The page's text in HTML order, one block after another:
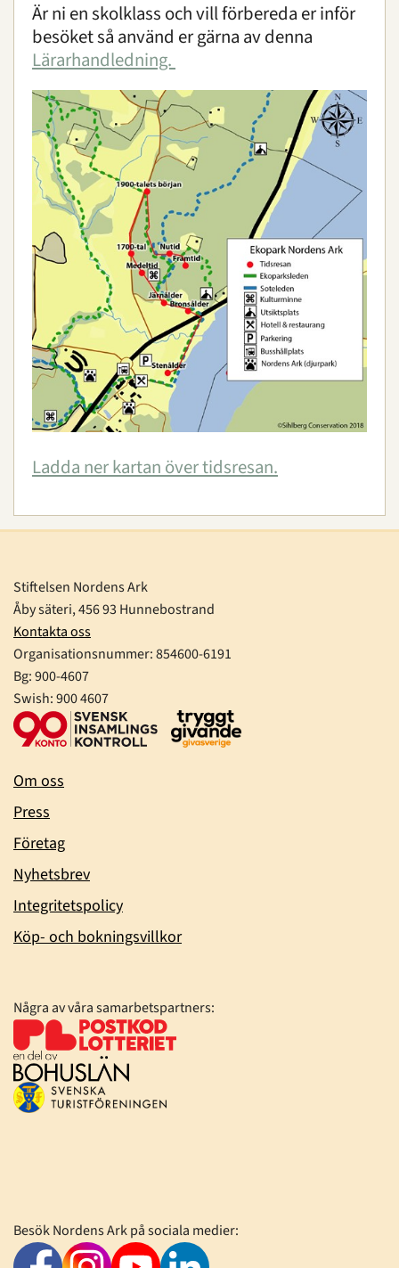
Om oss | Öppettider | Press
Är ni en skolklass och vill förbereda er inför
besöket så använd er gärna av denna
Lärarhandledning.
Ladda ner kartan över tidsresan.
Stiftelsen Nordens Ark
Åby säteri, 456 93 Hunnebostrand
Kontakta oss
Organisationsnummer:854600-6191
Bg: 900-4607
Swish: 900 4607
Om oss
Press
Företag
Nyhetsbrev
Integritetspolicy
Köp- och bokningsvillkor
Några av våra samarbetspartners:
Besök Nordens Ark på sociala medier: